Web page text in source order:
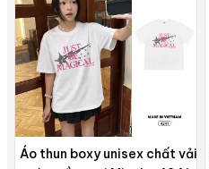
Áo thun boxy unisex chất vải